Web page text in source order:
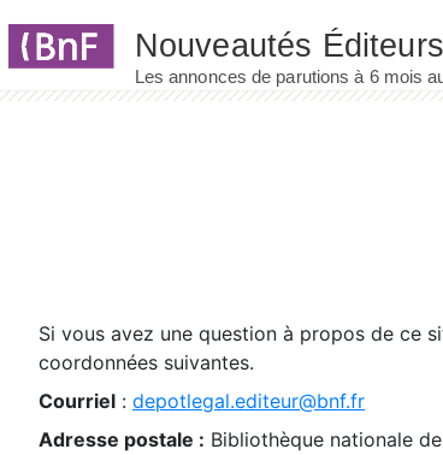
Si vous avez une question à propos de ce
coordonnées suivantes.
Courriel : depotlegal.editeur@bnf.fr
Adresse postale : Bibliothèque nationale